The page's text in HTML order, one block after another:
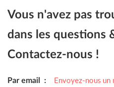
Vous n'avez pas
dans les questions
Contactez-nous !
Par email : Envoyez-nous un